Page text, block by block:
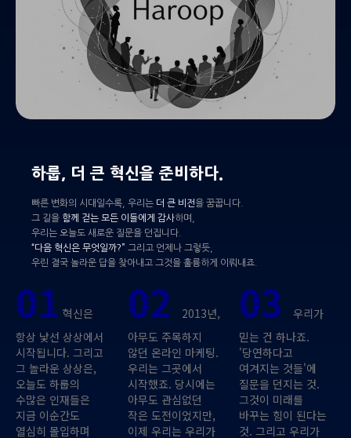
하룹, 더 큰 혁신을 준비하다.
빠른 변화의 시대일수록, 우리는 더 큰 비전을 꿈꿉니다.
그 길을 함께 걷는 모든 이들에게 감사하며,
우리는 오늘도 새로운 질문을 던집니다.
“다음 혁신은 무엇일까?” 그리고 언제나 그렇듯,
우린 결국 놀라운 답을 찾아내고 그것을 훌륭하게 이뤄내죠.
01 혁신은
항상 낯선 상상에서
시작됩니다. 그리고
그 놀라운 상상은,
오늘도 하룹의
수많은 인재들은
지금 이순간도
열심히 몰입하며
02
2013년,
아무도 주목하지
않던 온라인 마케팅.
우리는 그곳에서
시작했죠. 당시에는
아무도 관심없던
작은 도전이었지만,
이제 우리는 우리가
03우리가
믿는 건 하나죠.
'당연하다고
여겨지는 것들'에
질문을 던지는 것.
그것이 미래를
바꾸는 힘이 된다는
것. 그리고 우리가